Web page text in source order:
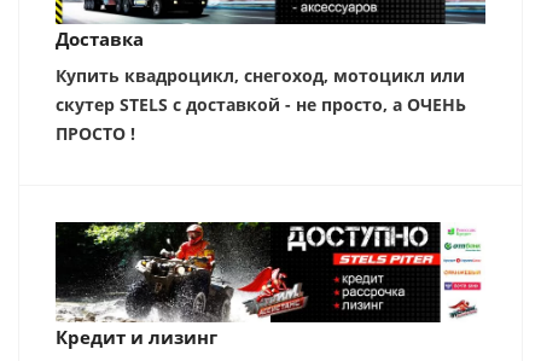
Доставка
Купить квадроцикл, снегоход, мотоцикл или
скутер STELS с доставкой - не просто, а ОЧЕНЬ
ПРОСТО !
Кредит и лизинг